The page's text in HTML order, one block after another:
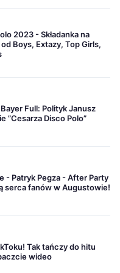
2023 - Składanka na
Boys, Extazy, Top Girls,
Full: Polityk Janusz
”Cesarza Disco Polo”
- Patryk Pegza - After Party
serca fanów w Augustowie!
Tak tańczy do hitu
wideo